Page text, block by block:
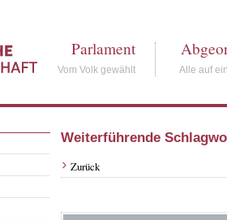
Parlament
Vom Volk gewählt Alle auf
Weiterführende
Zurück